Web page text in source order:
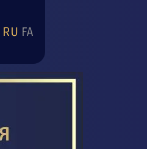
RU FA